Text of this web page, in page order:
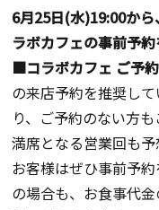
6月25日(水)19:00か
ラボカフェの事前予約
■コラボカフェ ご予
の来店予約を推奨し
り、ご予約のない方
満席となる営業回も
お客様はぜひ事前予
の場合も、お食事代